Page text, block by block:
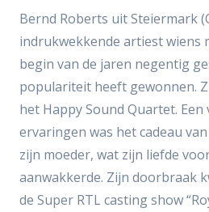
Bernd Roberts uit Steiermark
indrukwekkende artiest wiens
begin van de jaren negentig
populariteit heeft gewonnen.
het Happy Sound Quartet.
ervaringen was het cadeau
zijn moeder, wat zijn liefde
aanwakkerde. Zijn doorbraak
de Super RTL casting show